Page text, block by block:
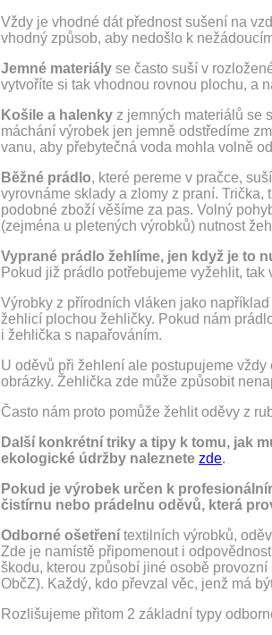
Vždy je vhodné dát přednost sušení na
vhodný způsob, aby nedošlo k
Jemné materiály se často suší v
vytvoříte si tak vhodnou rovnou plochu, a
Košile a halenky z jemných materiálů se
máchání výrobek jen jemně odstředíme
vanu, aby přebytečná voda mohla volně
Běžné prádlo, které pereme v pračce,
vyrovnáme sklady a zlomy z praní. Trička,
podobné zboží věšíme za pas. Volný
(zejména u pletených výrobků) nutnost
Vyprané prádlo žehlíme, jen když je to
Pokud již prádlo potřebujeme vyžehlit,
Výrobky z přírodních vláken jako
žehlicí plochou žehličky. Pokud nám
i žehlička s napařováním.
U oděvů při žehlení ale postupujeme
obrázky. Žehlička zde může způsobit
Často nám proto pomůže žehlit oděvy z
Další konkrétní triky a tipy k tomu, jak
ekologické údržby naleznete zde.
Pokud je výrobek určen k
čistírnu nebo prádelnu oděvů, která
Odborné ošetření textilních výrobků,
Zde je namístě připomenout i
škodu, kterou způsobí jiné osobě
ObčZ). Každý, kdo převzal věc, jenž má
Rozlišujeme přitom 2 základní typy